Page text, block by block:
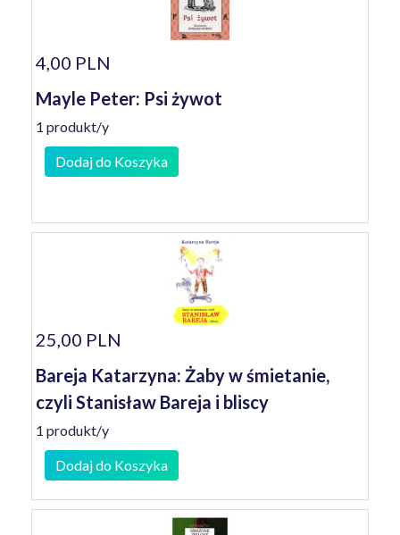
4,00 PLN
Mayle Peter: Psi żywot
1 produkt/y
Dodaj do Koszyka
25,00 PLN
Bareja Katarzyna: Żaby w śmietanie,
czyli Stanisław Bareja i bliscy
1 produkt/y
Dodaj do Koszyka